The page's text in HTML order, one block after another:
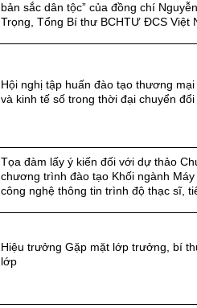
bản sắc dân tộc” của đồng chí
Trọng, Tổng Bí thư BCHTƯ ĐCS Việt
Hội nghị tập huấn đào tạo thương
và kinh tế số trong thời đại chuyển đổi
Tọa đàm lấy ý kiến đối với dự thảo
chương trình đào tạo Khối ngành
công nghệ thông tin trình độ thạc sĩ,
Hiệu trưởng Gặp mặt lớp trưởng, bí
lớp